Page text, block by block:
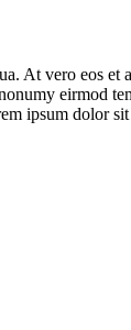
At vero eos et
eirmod
ipsum dolor sit